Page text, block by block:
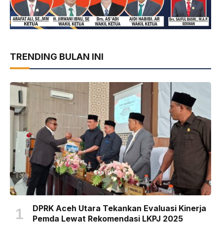
TRENDING BULAN INI
DPRK Aceh Utara Tekankan Evaluasi Kinerja
Pemda Lewat Rekomendasi LKPJ 2025